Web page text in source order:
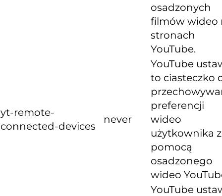
osadzonych
filmów wideo
stronach
YouTube.
yt-remote-
connected-devices
never
YouTube
to ciasteczko
preferencji
wideo
użytkownika
pomocą
osadzonego
wideo
YouTube